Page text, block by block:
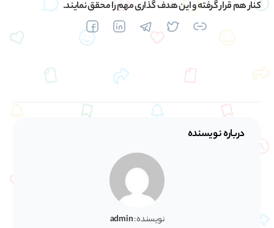
کنار هم قرار گرفته و این هدف گذاری مهم را محقق نمایند.
درباره نویسنده
نویسنده :admin